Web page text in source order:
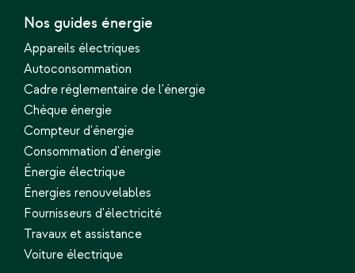
Nos guides énergie
Appareils électriques
Autoconsommation
Cadre réglementaire de l'énergie
Chèque énergie
Compteur d'énergie
Consommation d'énergie
Énergie électrique
Énergies renouvelables
Fournisseurs d'électricité
Travaux et assistance
Voiture électrique